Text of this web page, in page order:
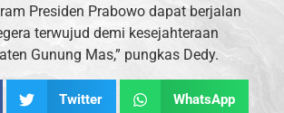
Presiden Prabowo dapat berjalan
terwujud demi kesejahteraan
Gunung Mas,” pungkas Dedy.
Twitter WhatsApp